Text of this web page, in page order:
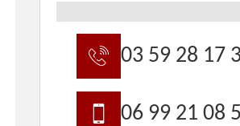
03 59 28 17
06 99 21 08